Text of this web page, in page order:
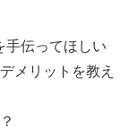
手伝ってほしい
メリットを教え